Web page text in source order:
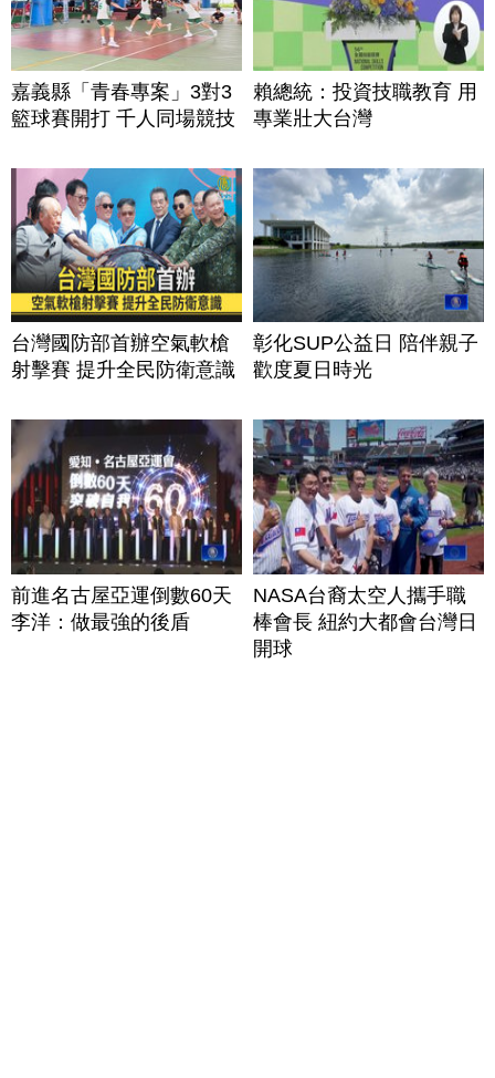
嘉義縣「青春專案」3對3
籃球賽開打 千人同場競技
賴總統：投資技職教育 用
專業壯大台灣
台灣國防部首辦空氣軟槍
射擊賽 提升全民防衛意識
彰化SUP公益日 陪伴親子
歡度夏日時光
前進名古屋亞運倒數60天
李洋：做最強的後盾
NASA台裔太空人攜手職
棒會長 紐約大都會台灣日
開球